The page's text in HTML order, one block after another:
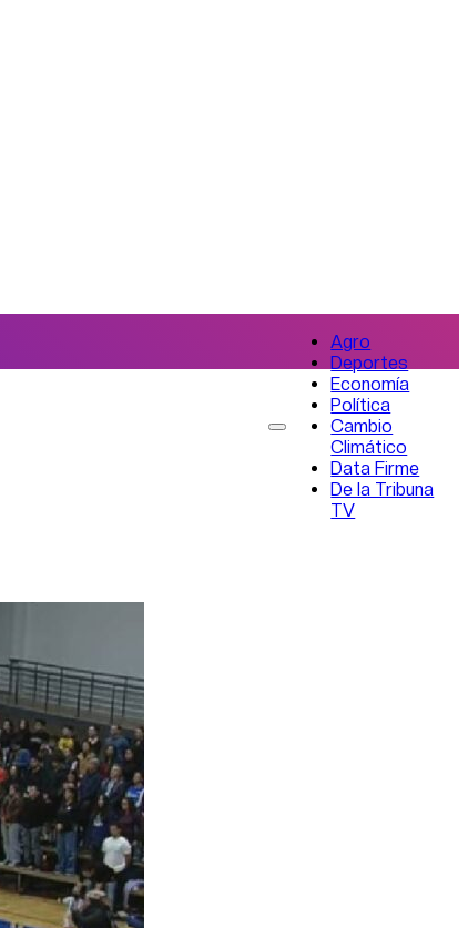
Agro
Deportes
Economía
Política
Cambio
Climático
Data Firme
De la Tribuna
TV